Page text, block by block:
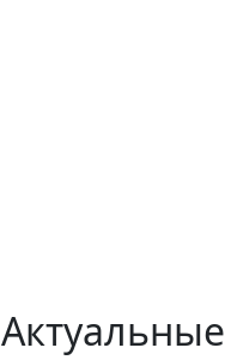
Актуальные